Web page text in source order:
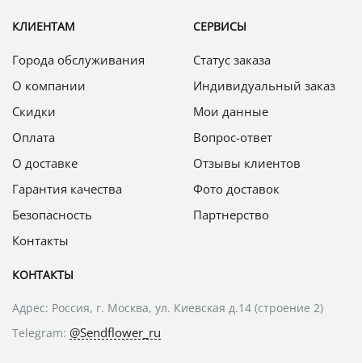
КЛИЕНТАМ
Города обслуживания
О компании
Скидки
Оплата
О доставке
Гарантия качества
Безопасность
Контакты
СЕРВИСЫ
Статус заказа
Индивидуальный заказ
Мои данные
Вопрос-ответ
Отзывы клиентов
Фото доставок
Партнерство
КОНТАКТЫ
Адрес: Россия, г. Москва, ул. Киевская д.14 (строение 2)
Telegram: @Sendflower_ru